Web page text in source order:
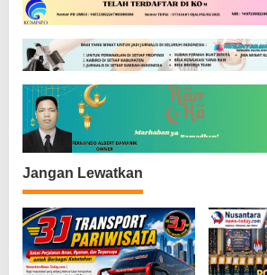
s
i
p
o
s
Jangan Lewatkan